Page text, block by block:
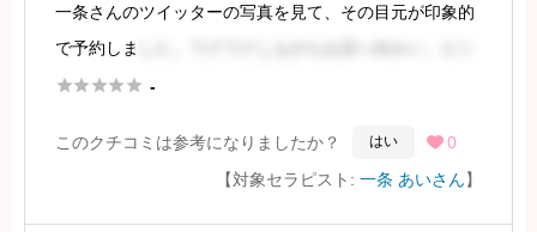
一条さんのツイッターの写真を見て、その目元が印象的
で予約しま
ポンを押してドアが開く瞬間のドキドキ感は、メンズエ
店内に入ると、想像とは少し違いましたが、思ったより
年配の
 -
このクチコミは参考になりましたか？ はい  0
【対象セラピスト: 一条 あいさん】